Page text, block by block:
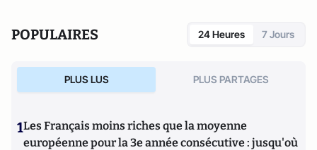
POPULAIRES 24 Heures 7 Jours
PLUS LUS PLUS PARTAGES
1Les Français moins riches que la moyenne
européenne pour la 3e année consécutive : jusqu'où